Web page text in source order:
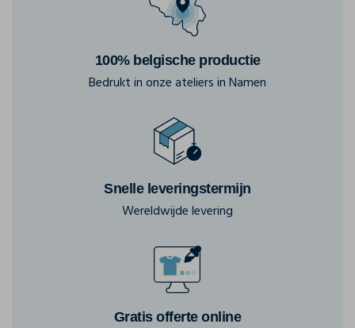
100% belgische productie
Bedrukt in onze ateliers in Namen
Snelle leveringstermijn
Wereldwijde levering
Gratis offerte online